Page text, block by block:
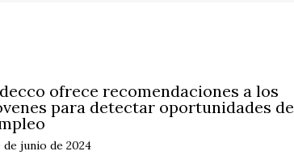
ofrece recomendaciones a los
para detectar oportunidades de
de junio de 2024